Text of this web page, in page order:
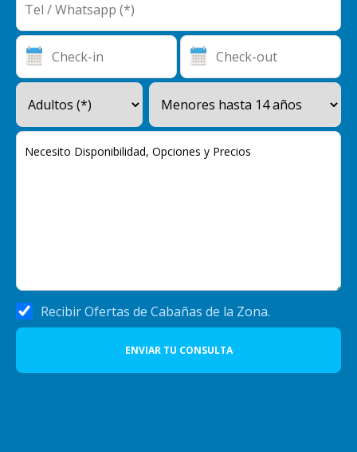
Recibir Ofertas de Cabañas de la Zona.
ENVIAR TU CONSULTA